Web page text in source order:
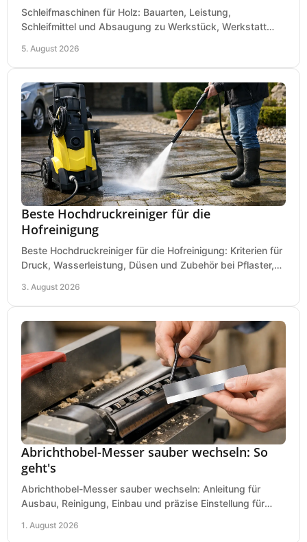
Schleifmaschinen für Holz: Bauarten, Leistung,
Schleifmittel und Absaugung zu Werkstück, Werkstatt
5. August 2026
Beste Hochdruckreiniger für die
Hofreinigung
Beste Hochdruckreiniger für die Hofreinigung: Kriterien für
Druck, Wasserleistung, Düsen und Zubehör bei Pflaster,
3. August 2026
Abrichthobel-Messer sauber wechseln: So
geht's
Abrichthobel-Messer sauber wechseln: Anleitung für
Ausbau, Reinigung, Einbau und präzise Einstellung für
1. August 2026